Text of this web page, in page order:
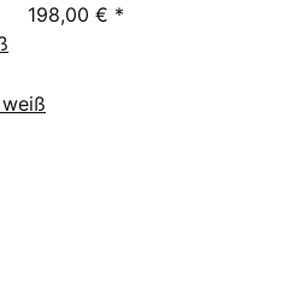
198,00 € *